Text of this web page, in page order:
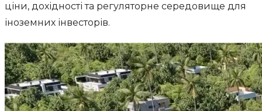
ціни, дохідності та регуляторне середовище для
іноземних інвесторів.